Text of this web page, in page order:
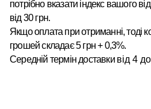
потрібно вказати індекс вашого
від 30 грн.
Якщо оплата при отриманні, тоді
грошей складає 5 грн + 0,3%.
Середній термін доставки від 4